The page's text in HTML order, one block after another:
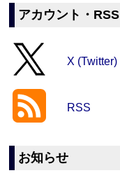
アカウント・RSS
X (Twitter)
RSS
お知らせ